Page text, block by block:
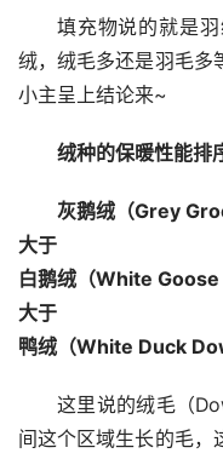
填充物说的就是
绒，绒毛多还是羽毛多
小主呈上结论来~
绒种的保暖性能排
灰鹅绒（Grey
大于
白鹅绒（White Goose
大于
鸭绒（White Duck
这里说的绒毛（
间这个区域生长的毛，